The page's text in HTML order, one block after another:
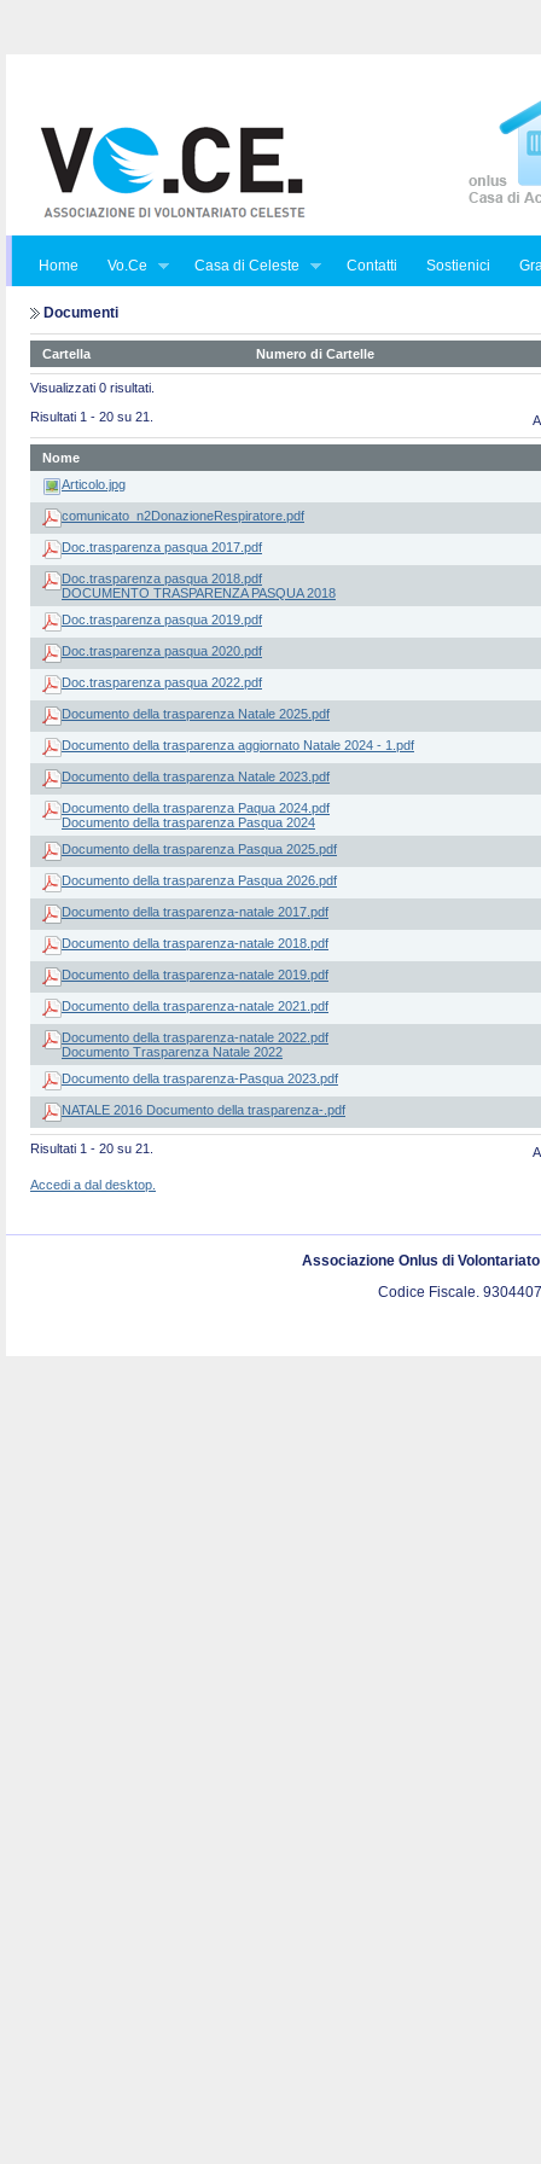
Home Vo.Ce Casa di Celeste Contatti Sostienici
Documenti
Cartella Numero di Cartelle
Visualizzati 0 risultati.
Risultati 1 - 20 su 21.
Nome
Articolo.jpg
comunicato_n2DonazioneRespiratore.pdf
Doc.trasparenza pasqua 2017.pdf
Doc.trasparenza pasqua 2018.pdf
DOCUMENTO TRASPARENZA PASQUA 2018
Doc.trasparenza pasqua 2019.pdf
Doc.trasparenza pasqua 2020.pdf
Doc.trasparenza pasqua 2022.pdf
Documento della trasparenza Natale 2025.pdf
Documento della trasparenza aggiornato Natale 2024 - 1.pdf
Documento della trasparenza Natale 2023.pdf
Documento della trasparenza Paqua 2024.pdf
Documento della trasparenza Pasqua 2024
Documento della trasparenza Pasqua 2025.pdf
Documento della trasparenza Pasqua 2026.pdf
Documento della trasparenza-natale 2017.pdf
Documento della trasparenza-natale 2018.pdf
Documento della trasparenza-natale 2019.pdf
Documento della trasparenza-natale 2021.pdf
Documento della trasparenza-natale 2022.pdf
Documento Trasparenza Natale 2022
Documento della trasparenza-Pasqua 2023.pdf
NATALE 2016 Documento della trasparenza-.pdf
Risultati 1 - 20 su 21.
Accedi a dal desktop.
Associazione Onlus di
Codice Fiscale.